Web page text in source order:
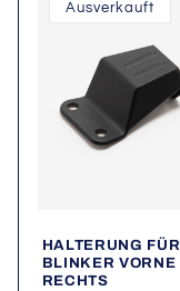
Ausverkauft
HALTERUNG FÜR
BLINKER VORNE
RECHTS